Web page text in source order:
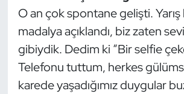
O an çok spontane gelişti.
madalya açıklandı, biz zaten
gibiydik. Dedim ki “Bir selfie
Telefonu tuttum, herkes
karede yaşadığımız duygular